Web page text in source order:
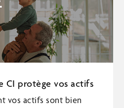
CI protège vos actifs
vos actifs sont bien